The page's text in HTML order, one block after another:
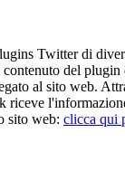
Twitter di
del plugin
al sito web.
riceve
sito web: clicca qui